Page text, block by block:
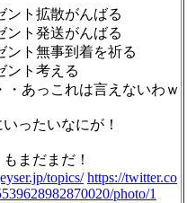
ント拡散がんばる
ント発送がんばる
ント無事到着を祈る
ント考える
・あっこれは言えないわｗ
ったいなにが！
まだまだ！
topics/ https://twitter.co
photo/1